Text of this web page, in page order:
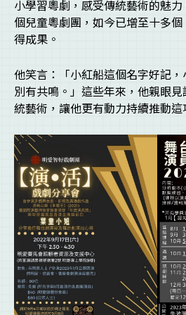
小學習粵劇，感受傳統藝術的魅
個兒童粵劇團，如今已增至十多
得成果。
他笑言：「小紅船這個名字好記
別有共鳴。」這些年來，他親眼
統藝術，讓他更有動力持續推動這